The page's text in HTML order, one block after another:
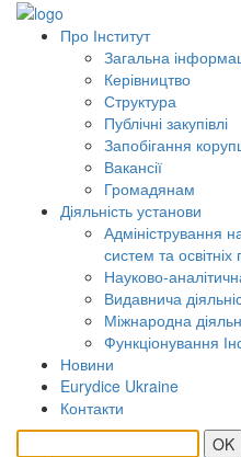
Про Інститут
Загальна
Керівництво
Структура
Публічні закупівлі
Запобігання
Вакансії
Громадянам
Діяльність установи
Адміністрування
систем та
Науково-
Видавнича
Міжнародна
Функціонування
Новини
Eurydice Ukraine
Контакти
OK